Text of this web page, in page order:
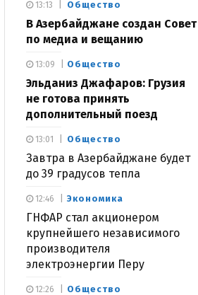
Общество
В Азербайджане создан Совет
по медиа и вещанию
13:13
Общество
Эльданиз Джафаров: Грузия
не готова принять
дополнительный поезд
13:09
Общество
Завтра в Азербайджане будет
до 39 градусов тепла
13:01
Экономика
ГНФАР стал акционером
крупнейшего независимого
производителя
электроэнергии Перу
12:46
Общество
12:26